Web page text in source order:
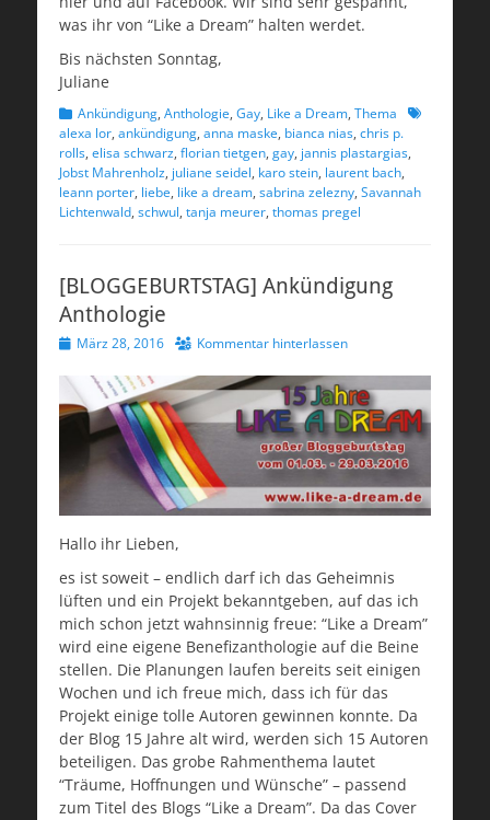
was ihr von “Like a Dream” halten werdet.
Bis nächsten Sonntag,
Juliane
Kategorien
Ankündigung, Anthologie, Gay, Like a Dream, Thema
Schlagworte
alexa lor, ankündigung, anna maske, bianca nias, chris p.
rolls, elisa schwarz, florian tietgen, gay, jannis plastargias,
Jobst Mahrenholz, juliane seidel, karo stein, laurent bach,
leann porter, liebe, like a dream, sabrina zelezny, Savannah
Lichtenwald, schwul, tanja meurer, thomas pregel
[BLOGGEBURTSTAG] Ankündigung
Anthologie
Veröffentlicht
März 28, 2016 Kommentar hinterlassen
Hallo ihr Lieben,
es ist soweit – endlich darf ich das Geheimnis
lüften und ein Projekt bekanntgeben, auf das ich
mich schon jetzt wahnsinnig freue: “Like a Dream”
wird eine eigene Benefizanthologie auf die Beine
stellen. Die Planungen laufen bereits seit einigen
Wochen und ich freue mich, dass ich für das
Projekt einige tolle Autoren gewinnen konnte. Da
der Blog 15 Jahre alt wird, werden sich 15 Autoren
beteiligen. Das grobe Rahmenthema lautet
“Träume, Hoffnungen und Wünsche” – passend
zum Titel des Blogs “Like a Dream”. Da das Cover